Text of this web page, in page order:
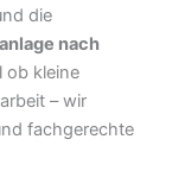
die
nach
ob kleine
– wir
fachgerechte